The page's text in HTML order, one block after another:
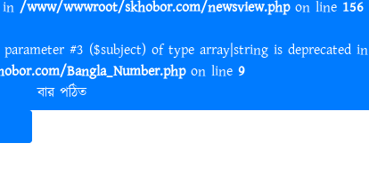
in /www/wwwroot/skhobor.com/newsview.phpon line 156
parameter #3 ($subject) of type array|string is deprecated in
Bangla_Number.phpon line 9
বার পঠিত